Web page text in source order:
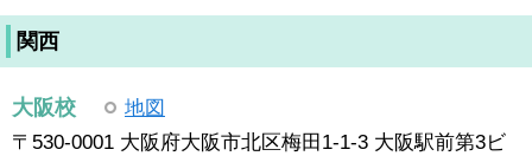
関西
大阪校
地図
〒530-0001 大阪府大阪市北区梅田1-1-3 大阪駅前第3ビ